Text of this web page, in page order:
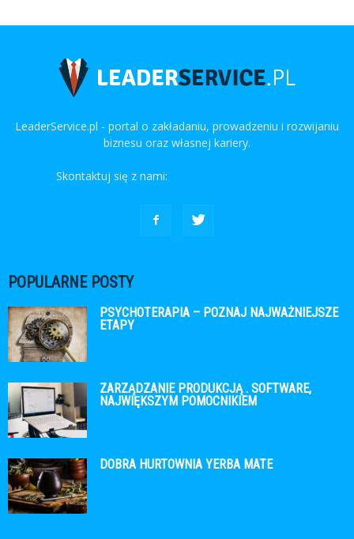
LeaderService.pl - portal o zakładaniu, prowadzeniu i rozwijaniu
biznesu oraz własnej kariery.
Skontaktuj się z nami:
POPULARNE POSTY
PSYCHOTERAPIA – POZNAJ NAJWAŻNIEJSZE
ETAPY
ZARZĄDZANIE PRODUKCJĄ . SOFTWARE,
NAJWIĘKSZYM POMOCNIKIEM
DOBRA HURTOWNIA YERBA MATE